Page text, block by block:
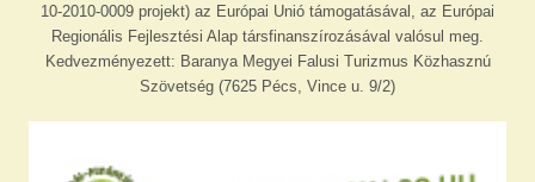
10-2010-0009 projekt) az Európai Unió támogatásával, az Európai
Regionális Fejlesztési Alap társfinanszírozásával valósul meg.
Kedvezményezett: Baranya Megyei Falusi Turizmus Közhasznú
Szövetség (7625 Pécs, Vince u. 9/2)